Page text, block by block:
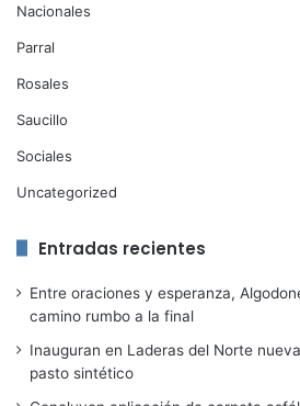
Nacionales
Parral
Rosales
Saucillo
Sociales
Uncategorized
Entradas recientes
Entre oraciones y esperanza,
camino rumbo a la final
Inauguran en Laderas del Norte
pasto sintético